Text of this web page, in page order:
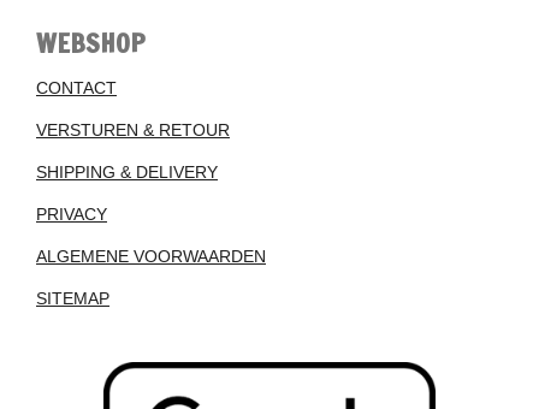
WEBSHOP
CONTACT
VERSTUREN & RETOUR
SHIPPING & DELIVERY
PRIVACY
ALGEMENE VOORWAARDEN
SITEMAP